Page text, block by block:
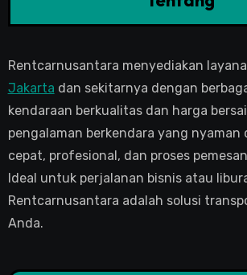
Rentcarnusantara menyediakan
Jakarta dan sekitarnya dengan
kendaraan berkualitas dan harga
pengalaman berkendara yang nyaman
cepat, profesional, dan proses
Ideal untuk perjalanan bisnis atau
Rentcarnusantara adalah solusi
Anda.